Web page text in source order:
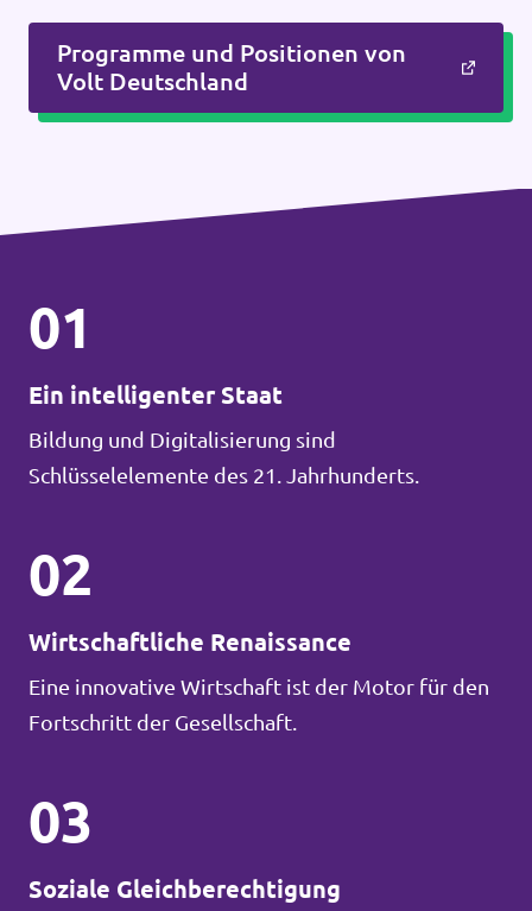
Programme und Positionen von
Volt Deutschland
01
Ein intelligenter Staat
Bildung und Digitalisierung sind
Schlüsselelemente des 21. Jahrhunderts.
02
Wirtschaftliche Renaissance
Eine innovative Wirtschaft ist der Motor für den
Fortschritt der Gesellschaft.
03
Soziale Gleichberechtigung